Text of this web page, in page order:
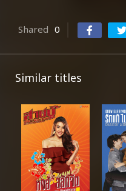
Shared 0
Similar titles